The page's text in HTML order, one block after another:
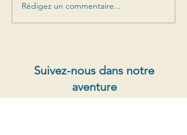
Rédigez un commentaire...
Suivez-nous dans notre
aventure